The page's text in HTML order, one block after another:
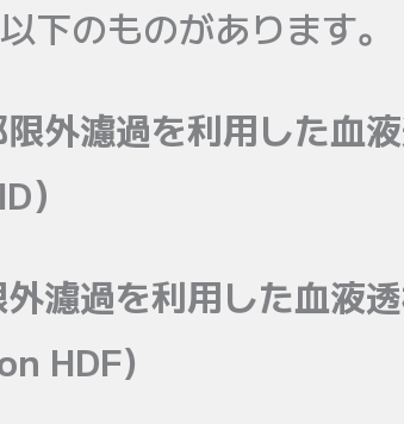
下のものがあります。
外濾過を利用した血
）
濾過を利用した血液
HDF)